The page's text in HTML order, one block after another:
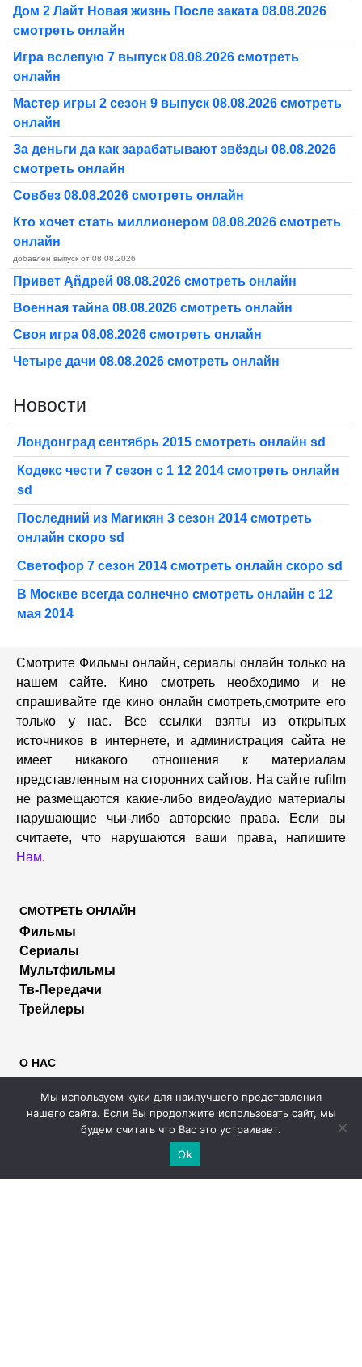
Дом 2 Лайт Новая жизнь После заката 08.08.2026
смотреть онлайн
Игра вслепую 7 выпуск 08.08.2026 смотреть
онлайн
Мастер игры 2 сезон 9 выпуск 08.08.2026 смотреть
онлайн
За деньги да как зарабатывают звёзды 08.08.2026
смотреть онлайн
Совбез 08.08.2026 смотреть онлайн
Кто хочет стать миллионером 08.08.2026 смотреть
онлайн
добавлен выпуск от 08.08.2026
Привет Ąñдpей 08.08.2026 смотреть онлайн
Военная тайна 08.08.2026 смотреть онлайн
Своя игра 08.08.2026 смотреть онлайн
Четыре дачи 08.08.2026 смотреть онлайн
Новости
Лондонград сентябрь 2015 смотреть онлайн sd
Кодекс чести 7 сезон с 1 12 2014 смотреть онлайн
sd
Последний из Магикян 3 сезон 2014 смотреть
онлайн скоро sd
Светофор 7 сезон 2014 смотреть онлайн скоро sd
В Москве всегда солнечно смотреть онлайн с 12
мая 2014
Смотрите Фильмы онлайн, сериалы онлайн только на
нашем сайте. Кино смотреть необходимо и не
спрашивайте где кино онлайн смотреть,cмотрите его
только у нас. Все ссылки взяты из открытых
источников в интернете, и администрация сайта не
имеет никакого отношения к материалам
представленным на сторонних сайтов. На сайте rufilm
не размещаются какие-либо видео/аудио материалы
нарушающие чьи-либо авторские права. Если вы
считаете, что нарушаются ваши права, напишите
Нам.
СМОТРЕТЬ ОНЛАЙН
Фильмы
Сериалы
Мультфильмы
Тв-Передачи
Трейлеры
О НАС
Правообладателям
Размещение рекламы
Мы используем куки для наилучшего представления
нашего сайта. Если Вы продолжите использовать сайт, мы
будем считать что Вас это устраивает.
Ok